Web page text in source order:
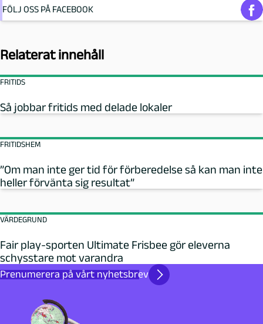
FÖLJ OSS PÅ FACEBOOK
Relaterat innehåll
FRITIDS
Så jobbar fritids med delade lokaler
FRITIDSHEM
”Om man inte ger tid för förberedelse så kan man inte
heller förvänta sig resultat”
VÄRDEGRUND
Fair play-sporten Ultimate Frisbee gör eleverna
schysstare mot varandra
Prenumerera på vårt nyhetsbrev